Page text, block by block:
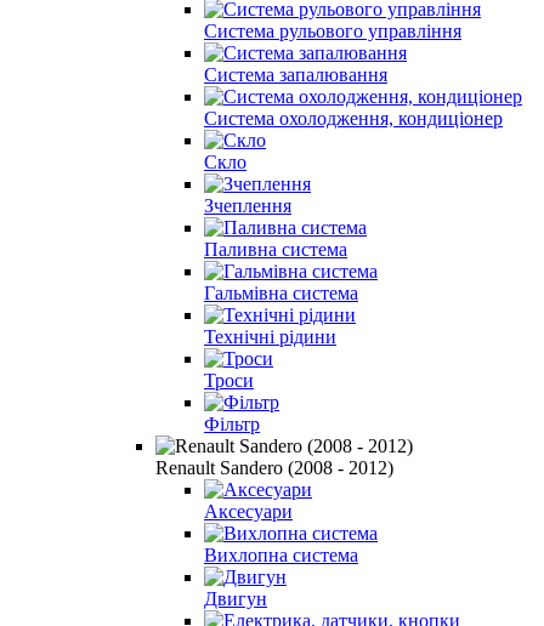
Система рульового управління
Система запалювання
Система охолодження, кондиціонер
Скло
Зчеплення
Паливна система
Гальмівна система
Технічні рідини
Троси
Фільтр
Renault Sandero (2008 - 2012)
Аксесуари
Вихлопна система
Двигун